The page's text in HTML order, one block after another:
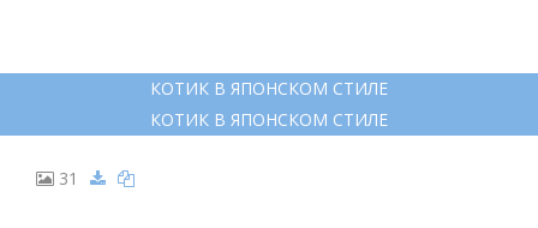
КОТИК В ЯПОНСКОМ СТИЛЕ
КОТИК В ЯПОНСКОМ СТИЛЕ
31